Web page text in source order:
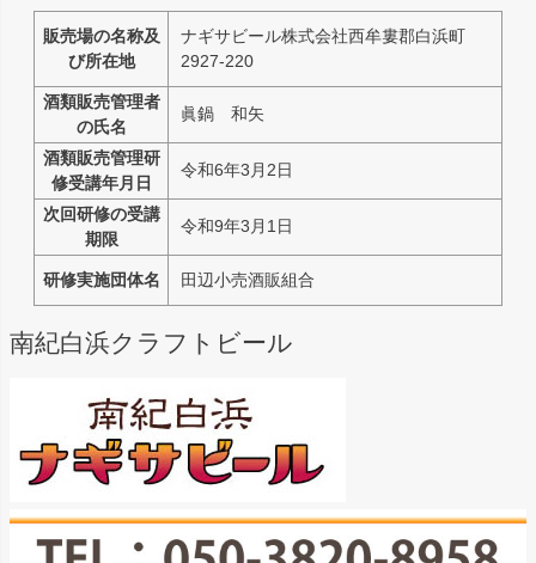
販売場の名称及
び所在地
ナギサビール株式会社西牟婁郡白浜町
2927-220
酒類販売管理者
の氏名
眞鍋 和矢
酒類販売管理研
修受講年月日
令和6年3月2日
次回研修の受講
期限
令和9年3月1日
研修実施団体名 田辺小売酒販組合
南紀白浜クラフトビール